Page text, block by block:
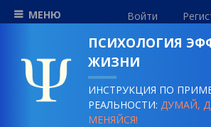
МЕНЮ Войти
ПСИХОЛОГИЯ
ЖИЗНИ
ИНСТРУКЦИЯ ПО
РЕАЛЬНОСТИ:ДУМАЙ,
МЕНЯЙСЯ!